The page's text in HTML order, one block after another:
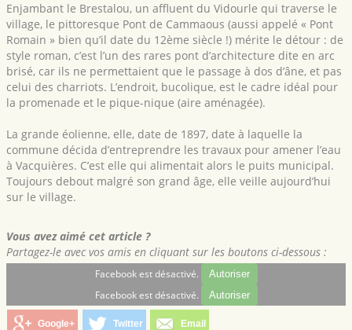
Enjambant le Brestalou, un affluent du Vidourle qui traverse le
village, le pittoresque Pont de Cammaous (aussi appelé « Pont
Romain » bien qu’il date du 12ème siècle !) mérite le détour : de
style roman, c’est l’un des rares pont d’architecture dite en arc
brisé, car ils ne permettaient que le passage à dos d’âne, et pas
celui des charriots. L’endroit, bucolique, est le cadre idéal pour
la promenade et le pique-nique (aire aménagée).
La grande éolienne, elle, date de 1897, date à laquelle la
commune décida d’entreprendre les travaux pour amener l’eau
à Vacquières. C’est elle qui alimentait alors le puits municipal.
Toujours debout malgré son grand âge, elle veille aujourd’hui
sur le village.
Vous avez aimé cet article ?
Partagez-le avec vos amis en cliquant sur les boutons ci-dessous :
Facebook est désactivé. Autoriser
Facebook est désactivé. Autoriser
Google+ Twitter Email